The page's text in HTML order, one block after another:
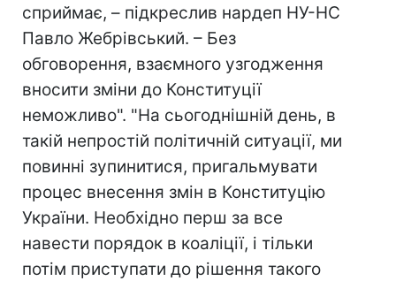
сприймає, – підкреслив нардеп НУ-НС
Павло Жебрівський. – Без
обговорення, взаємного узгодження
вносити зміни до Конституції
неможливо". "На сьогоднішній день, в
такій непростій політичній ситуації, ми
повинні зупинитися, пригальмувати
процес внесення змін в Конституцію
України. Необхідно перш за все
навести порядок в коаліції, і тільки
потім приступати до рішення такого